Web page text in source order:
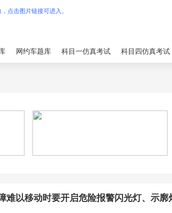
网约车题库 科目一仿真考试 科目四仿真考试
难以移动时要开启危险报警闪光灯、示廓